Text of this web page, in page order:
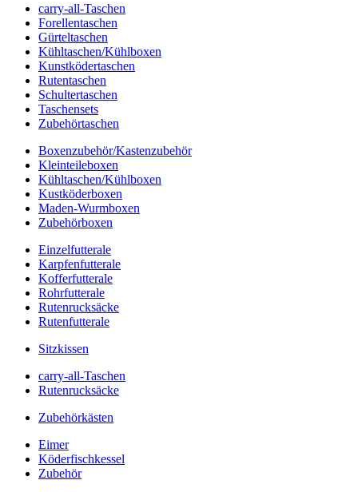
carry-all-Taschen
Forellentaschen
Gürteltaschen
Kühltaschen/Kühlboxen
Kunstködertaschen
Rutentaschen
Schultertaschen
Taschensets
Zubehörtaschen
Boxenzubehör/Kastenzubehör
Kleinteileboxen
Kühltaschen/Kühlboxen
Kustköderboxen
Maden-Wurmboxen
Zubehörboxen
Einzelfutterale
Karpfenfutterale
Kofferfutterale
Rohrfutterale
Rutenrucksäcke
Rutenfutterale
Sitzkissen
carry-all-Taschen
Rutenrucksäcke
Zubehörkästen
Eimer
Köderfischkessel
Zubehör